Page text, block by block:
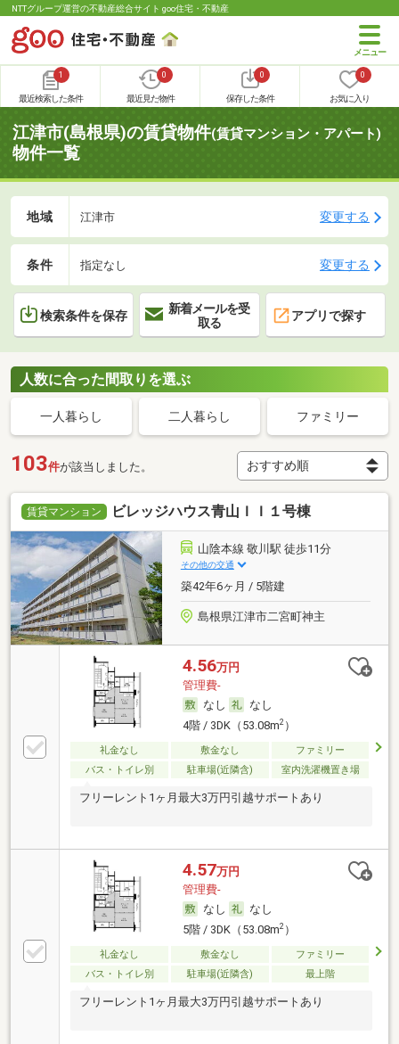
NTTグループ運営の不動産総合サイト goo住宅・不動産
1
最近検索した条件
0
最近見た物件
0
保存した条件
0
お気に入り
江津市(島根県)の賃貸物件(賃貸マンション・アパート)
物件一覧
地域 江津市 変更する
条件 指定なし 変更する
検索条件を保存
新着メールを受
取る
アプリで探す
人数に合った間取りを選ぶ
一人暮らし 二人暮らし ファミリー
103件が該当しました。
賃貸マンション ビレッジハウス青山ＩＩ１号棟
山陰本線 敬川駅 徒歩11分
その他の交通
築42年6ヶ月 / 5階建
島根県江津市二宮町神主
4.56万円
管理費-
なし
なし
4階 / 3DK（53.08m2）
礼金なし 敷金なし
ファミリー
バス・トイレ別
駐車場(近隣含) 室内洗濯機置き場
フリーレント1ヶ月最大3万円引越サポートあり
4.57万円
管理費-
なし
なし
5階 / 3DK（53.08m2）
礼金なし 敷金なし
ファミリー
バス・トイレ別
駐車場(近隣含) 最上階
フリーレント1ヶ月最大3万円引越サポートあり